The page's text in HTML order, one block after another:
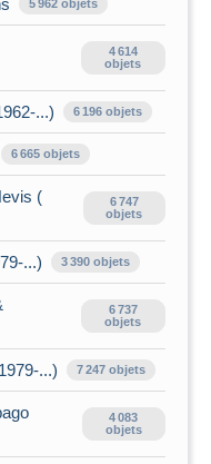
5 962 objets
4 614
objets
...) 6 196 objets
6 665 objets
(
6 747
objets
...) 3 390 objets
6 737
objets
...) 7 247 objets
4 083
objets